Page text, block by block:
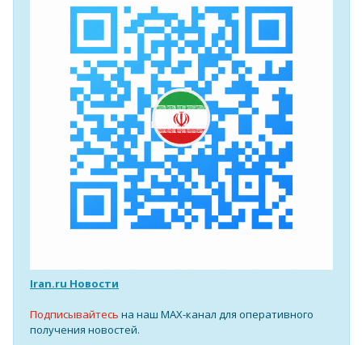
Iran.ru Новости
Подписывайтесь на наш MAX-канал для оперативного
получения новостей.